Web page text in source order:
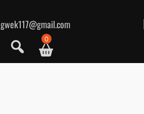
gwek117@gmail.com
0